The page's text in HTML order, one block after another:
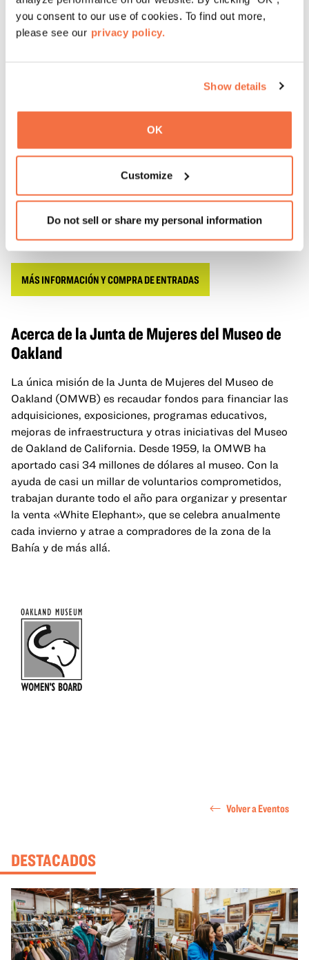
you consent to our use of cookies. To find out more,
please see our privacy policy.
Show details
OK
Customize
Do not sell or share my personal information
no se consideran animales de asistencia y no se les
permitirá el acceso al almacén.
No se permite introducir comida ni bebida (excepto
No se permite entrar al almacén con mochilas ni
entrada antes de acceder al recinto.
efectivo. Todas las transacciones deben realizarse con
tarjeta de crédito o débito, o mediante Apple Pay.
Todas las ventas son definitivas. No se admiten
devoluciones.
MÁS INFORMACIÓN Y COMPRA DE ENTRADAS
Acerca de la Junta de Mujeres del Museo de
Oakland
La única misión de la Junta de Mujeres del Museo de
Oakland (OMWB) es recaudar fondos para financiar las
adquisiciones, exposiciones, programas educativos,
mejoras de infraestructura y otras iniciativas del Museo
de Oakland de California. Desde 1959, la OMWB ha
aportado casi 34 millones de dólares al museo. Con la
ayuda de casi un millar de voluntarios comprometidos,
trabajan durante todo el año para organizar y presentar
la venta «White Elephant», que se celebra anualmente
cada invierno y atrae a compradores de la zona de la
Bahía y de más allá.
Volver a Eventos
DESTACADOS